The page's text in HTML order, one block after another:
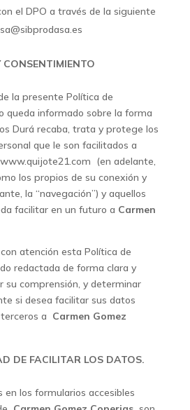
el DPO a través de la siguiente
la presente Política de
queda informado sobre la forma
Durá recaba, trata y protege los
que le son facilitados a
(en adelante,
los propios de su conexión y
la “navegación”) y aquellos
facilitar en un futuro a Carmen
atención esta Política de
redactada de forma clara y
su comprensión, y determinar
si desea facilitar sus datos
a Carmen Gomez
DE FACILITAR LOS DATOS.
en los formularios accesibles